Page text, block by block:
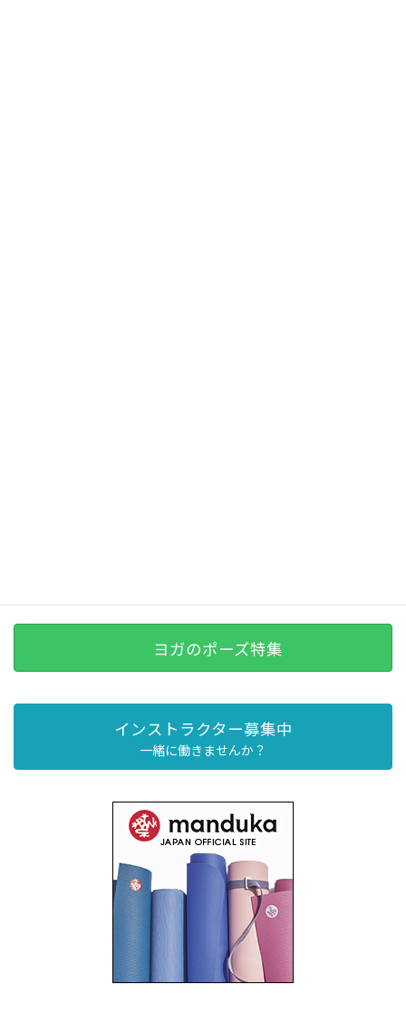
ヨガのポーズ特集
インストラクター募集中
一緒に働きませんか？